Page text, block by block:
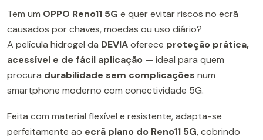
Tem um OPPO Reno11 5G e quer evitar riscos no ecrã
causados por chaves, moedas ou uso diário?
A película hidrogel da DEVIAoferece proteção prática,
acessível e de fácil aplicação — ideal para quem
procura durabilidade sem complicações num
smartphone moderno com conectividade 5G.
Feita com material flexível e resistente, adapta-se
perfeitamente ao ecrã plano do Reno11 5G, cobrindo